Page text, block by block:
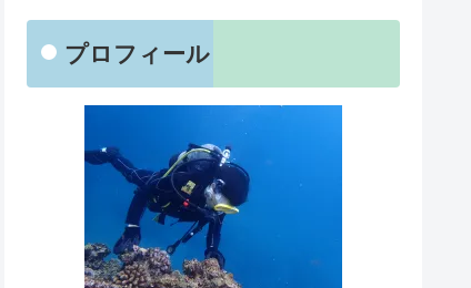
プロフィール